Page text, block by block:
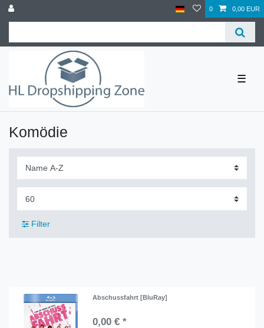
0 0,00 EUR
☰
Komödie
Filter
Abschussfahrt [BluRay]
0,00 € *